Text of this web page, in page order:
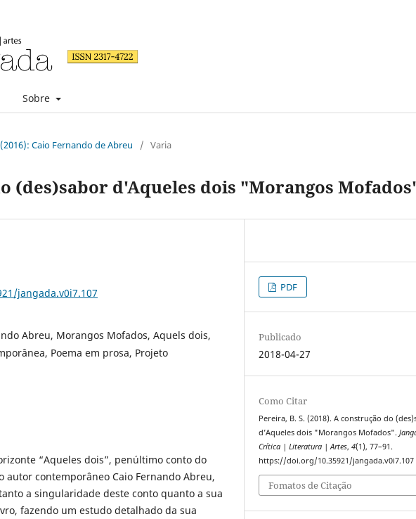
Sobre
Caio Fernando de Abreu / Varia
(des)sabor d'Aqueles dois "Morangos
jangada.v0i7.107
Abreu, Morangos Mofados, Aquels dois,
Poema em prosa, Projeto
“Aqueles dois”, penúltimo conto do
autor contemporâneo Caio Fernando Abreu,
a singularidade deste conto quanto a sua
fazendo um estudo detalhado da sua
PDF
Publicado
2018-04-27
Como Citar
Pereira, B. S. (2018). A construção do
d’Aqueles dois "Morangos Mofados".
Crítica | Literatura | Artes,4(1), 77–91.
https://doi.org/10.35921/jangada.v0i7.107
Fomatos de Citação